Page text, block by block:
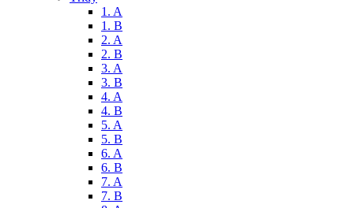
1. A
1. B
2. A
2. B
3. A
3. B
4. A
4. B
5. A
5. B
6. A
6. B
7. A
7. B